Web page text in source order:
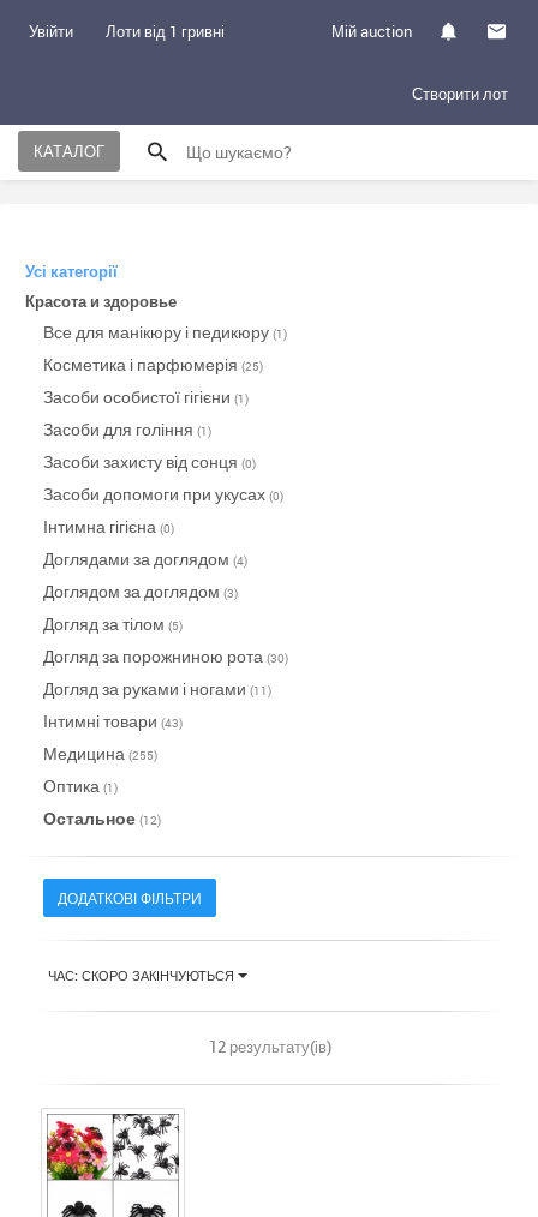
Увійти Лоти від 1 гривні Мій auction
Створити лот
КАТАЛОГ
Усі категорії
Красота и здоровье
Все для манікюру і педикюру (1)
Косметика і парфюмерія (25)
Засоби особистої гігієни (1)
Засоби для гоління (1)
Засоби захисту від сонця (0)
Засоби допомоги при укусах (0)
Інтимна гігієна (0)
Доглядами за доглядом (4)
Доглядом за доглядом (3)
Догляд за тілом (5)
Догляд за порожниною рота (30)
Догляд за руками і ногами (11)
Інтимні товари (43)
Медицина (255)
Оптика (1)
Остальное (12)
ДОДАТКОВІ ФІЛЬТРИ
ЧАС: СКОРО ЗАКІНЧУЮТЬСЯ
12 результату(ів)